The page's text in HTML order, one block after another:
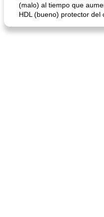
(malo) al tiempo que
HDL (bueno) protector del